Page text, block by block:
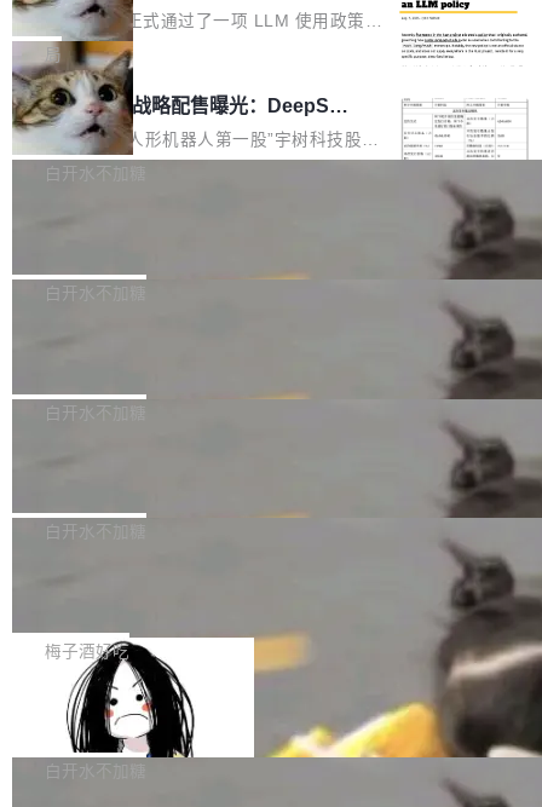
等内容展开系统讲解和实战交流，帮助企业进一
步了解开源鸿蒙在智能...
据：2025 年全年 10 亿次 commit。现在，每周
2.75 亿次，全年预计 140 亿次。GitHub...
上，Prime Agent + Opus 5 的组合达到了 95.
5% RHAE Best@1，超过了 ARC 报告的人类专
家基线 95.4%。 不是又一个 coding agent 包装
器 Prime Agent 的架构和市面上大多数 coding
agent 有本质区别。大多数 agent harness 的设
计是基于早期模型的能力—...
止，但你要承认哪些代码不是你写的
Rust 语言项目正式通过了一项 LLM 使用政策，
覆盖 rust-lang/rust 单一仓库的代码贡献。这不
是项目级别的官方立场，目前由五个团队采纳，
但它可能是主流开源项目中关于 AI 辅助贡献最
细致的一份规则。 政策的核心只有一句话：LLM
可以用来分析、提炼、审阅、建议，但不能用来
不得生成涉及安全性的关键变更，除非作者本身
局
宇树科技 IPO 战略配售曝光：DeepSe
ek 获配 93.3 万股，锁定 36 个月
8月6日晚间，“人形机器人第一股”宇树科技股份
有限公司披露IPO发行价格及战略配售结果，杭
36个月。 公告显示，本次宇树科技战略配售对
员工参与设立的专项资产管理计划。其中，Dee
获配9...
白开水不加糖
Bug fixes and enhancements 修复多次传递同
一个回归问题，该问题导致拉取镜像时会拒绝包
题，该问题可能导致在旧版 Linux 内核...
白开水不加糖
e 孵化器项目管理委员会（IPMC）投票中获得
P）！这一里程碑不仅标志着 Fluss 迈入新的发
白开水不加糖
长期停止内容更新，未能实现其作为“AI版维基百
提交的编辑请求也长期处于待处理状态。 Groki
pedia 于去年底上线，定位为由人工智能生成内
容的百科平台，被马斯克视为传统众包百科网站
维基百科的替代方案。Lawfare 调查发现，无论
热门页面还是低关注度页面，均未出现近期更
白开水不加糖
是这样的：配 MessageSource 的 Bean、写 R
eloadableResourceBundleMessageSource、
声明 LocaleResolver、注册 LocaleChangeInt
erceptor…五六步之后才能看到第一行翻译文
本。 Solon 换了个方式。整个 i18n 模块围绕三
梅子酒好吃
Apache Doris 4.1 全面增强 Iceberg：
支持 UPDATE、MERGE INTO 与 Iceb
erg V3
Apache Doris 4.1 要补齐的，正是缺失的那一
半。在已有查询能力的基础上，Doris 进一步支
白开水不加糖